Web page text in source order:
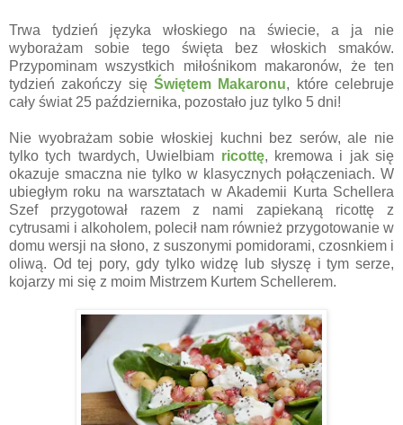
Trwa tydzień języka włoskiego na świecie, a ja nie
wyborażam sobie tego święta bez włoskich smaków.
Przypominam wszystkich miłośnikom makaronów, że ten
tydzień zakończy się Świętem Makaronu, które celebruje
cały świat 25 października, pozostało juz tylko 5 dni!
Nie wyobrażam sobie włoskiej kuchni bez serów, ale nie
tylko tych twardych, Uwielbiam ricottę, kremowa i jak się
okazuje smaczna nie tylko w klasycznych połączeniach. W
ubiegłym roku na warsztatach w Akademii Kurta Schellera
Szef przygotował razem z nami zapiekaną ricottę z
cytrusami i alkoholem, polecił nam również przygotowanie w
domu wersji na słono, z suszonymi pomidorami, czosnkiem i
oliwą. Od tej pory, gdy tylko widzę lub słyszę i tym serze,
kojarzy mi się z moim Mistrzem Kurtem Schellerem.